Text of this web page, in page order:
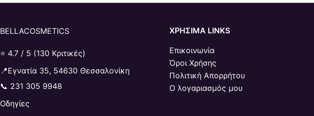
BELLACOSMETICS
⭐ 4.7 / 5 (130 Κριτικές)
📍Εγνατία 35, 54630 Θεσσαλονίκη
📞 231 305 9948
Οδηγίες
ΧΡΗΣΙΜΑ LINKS
Επικοινωνία
Όροι Χρήσης
Πολιτική Απορρήτου
Ο λογαριασμός μου